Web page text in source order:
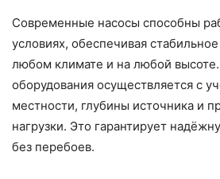
Современные насосы способны
условиях, обеспечивая
любом климате и на любой
оборудования осуществляется с
местности, глубины источника и
нагрузки. Это гарантирует
без перебоев.